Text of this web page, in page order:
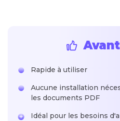
Rapide à utiliser
Aucune installation
les documents PDF
Idéal pour les besoins